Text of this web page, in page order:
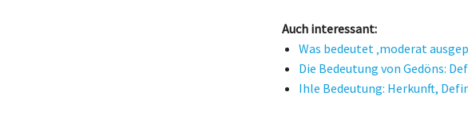
Auch interessant:
Was bedeutet ‚moderat
Die Bedeutung von Gedöns:
Ihle Bedeutung: Herkunft,